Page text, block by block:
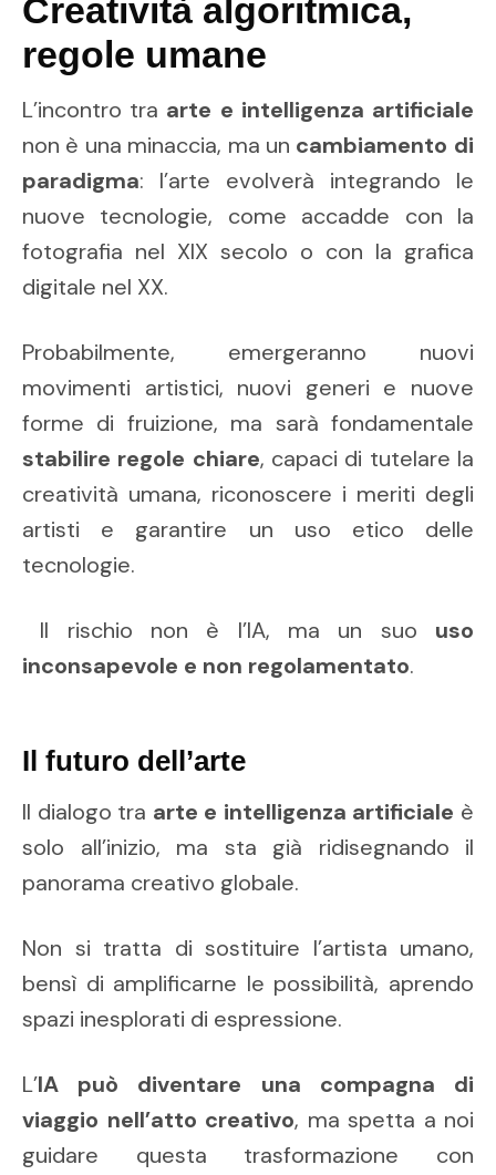
Creatività algoritmica,
regole umane
L’incontro tra arte e intelligenza artificiale
non è una minaccia, ma un cambiamento di
paradigma: l’arte evolverà integrando le
nuove tecnologie, come accadde con la
fotografia nel XIX secolo o con la grafica
digitale nel XX.
Probabilmente, emergeranno nuovi
movimenti artistici, nuovi generi e nuove
forme di fruizione, ma sarà fondamentale
stabilire regole chiare, capaci di tutelare la
creatività umana, riconoscere i meriti degli
artisti e garantire un uso etico delle
tecnologie.
Il rischio non è l’IA, ma un suo uso
inconsapevole e non regolamentato.
Il futuro dell’arte
Il dialogo tra arte e intelligenza artificiale è
solo all’inizio, ma sta già ridisegnando il
panorama creativo globale.
Non si tratta di sostituire l’artista umano,
bensì di amplificarne le possibilità, aprendo
spazi inesplorati di espressione.
L’IA può diventare una compagna di
viaggio nell’atto creativo, ma spetta a noi
guidare questa trasformazione con